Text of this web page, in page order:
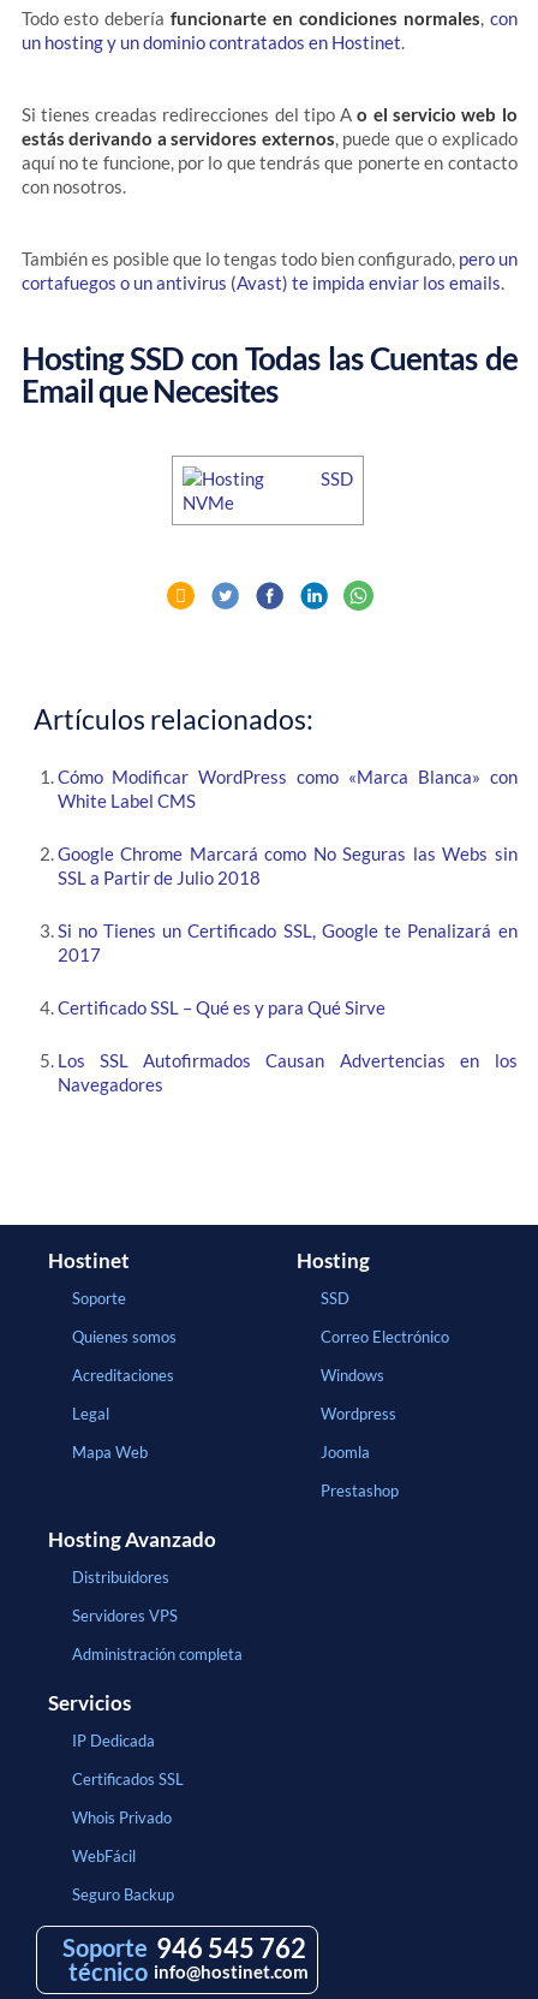
Todo esto deberíafuncionarte en condiciones normales, con
un hosting y un dominio contratados en Hostinet.
Si tienes creadas redirecciones del tipo Ao el servicio web lo
estás derivando a servidores externos, puede que o explicado
aquí no te funcione, por lo que tendrás que ponerte en contacto
con nosotros.
También es posible que lo tengas todo bien configurado, pero un
cortafuegos o un antivirus (Avast) te impida enviar los emails.
Hosting SSD con Todas las Cuentas de
Email que Necesites
Artículos relacionados:
Cómo Modificar WordPress como «Marca Blanca» con
White Label CMS
Google Chrome Marcará como No Seguras las Webs sin
SSL a Partir de Julio 2018
Si no Tienes un Certificado SSL, Google te Penalizará en
2017
Certificado SSL – Qué es y para Qué Sirve
Los SSL Autofirmados Causan Advertencias en los
Navegadores
Hostinet
Soporte
Quienes somos
Acreditaciones
Legal
Mapa Web
Hosting
SSD
Correo Electrónico
Windows
Wordpress
Joomla
Prestashop
Hosting Avanzado
Distribuidores
Servidores VPS
Administración completa
Servicios
IP Dedicada
Certificados SSL
Whois Privado
WebFácil
Seguro Backup
Soporte
técnico
946 545 762
info@hostinet.com